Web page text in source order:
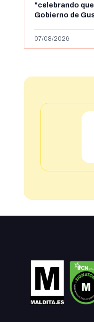
"celebrando
Gobierno de
de 2024
07/08/2026